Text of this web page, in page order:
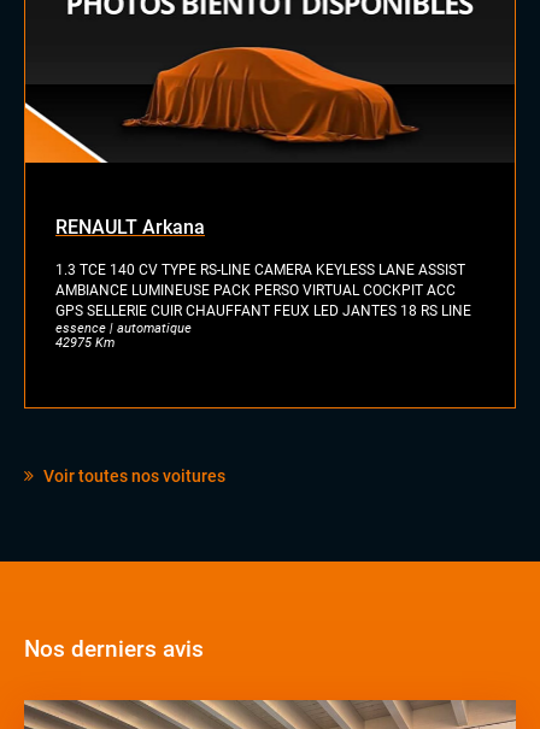
RENAULT Arkana
1.3 TCE 140 CV TYPE RS-LINE CAMERA KEYLESS LANE ASSIST
AMBIANCE LUMINEUSE PACK PERSO VIRTUAL COCKPIT ACC
GPS SELLERIE CUIR CHAUFFANT FEUX LED JANTES 18 RS LINE
essence | automatique
42975 Km
Voir toutes nos voitures
Nos derniers avis